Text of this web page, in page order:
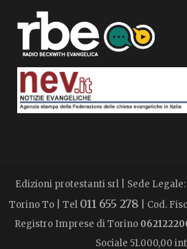
Edizioni protestanti srl | Sede Legale:
Torino To | Tel 011 655 278 | Cod.
Registro Imprese di Torino
Sociale 51.000,00